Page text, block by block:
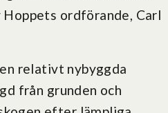
ordförande, Carl
relativt nybyggda
från grunden och